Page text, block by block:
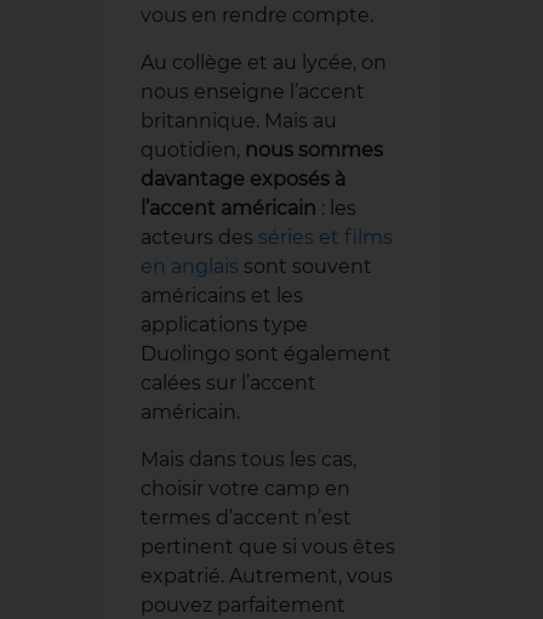
vous en rendre compte.
Au collège et au lycée, on
nous enseigne l’accent
britannique. Mais au
quotidien, nous sommes
davantage exposés à
l’accent américain : les
acteurs des séries et films
en anglais sont souvent
américains et les
applications type
Duolingo sont également
calées sur l’accent
américain.
Mais dans tous les cas,
choisir votre camp en
termes d’accent n’est
pertinent que si vous êtes
expatrié. Autrement, vous
pouvez parfaitement